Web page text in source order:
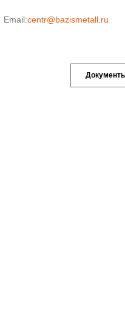
Email:centr@bazismetall.ru